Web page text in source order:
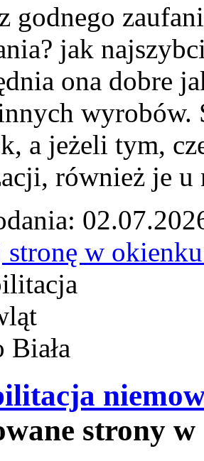
godnego
jak
ona dobre
a jeżeli tym,
również je u
stronę w
strony